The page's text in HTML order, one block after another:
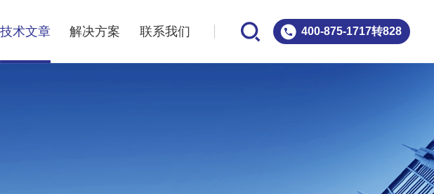
400-875-1717转828
技术文章 解决方案 联系我们